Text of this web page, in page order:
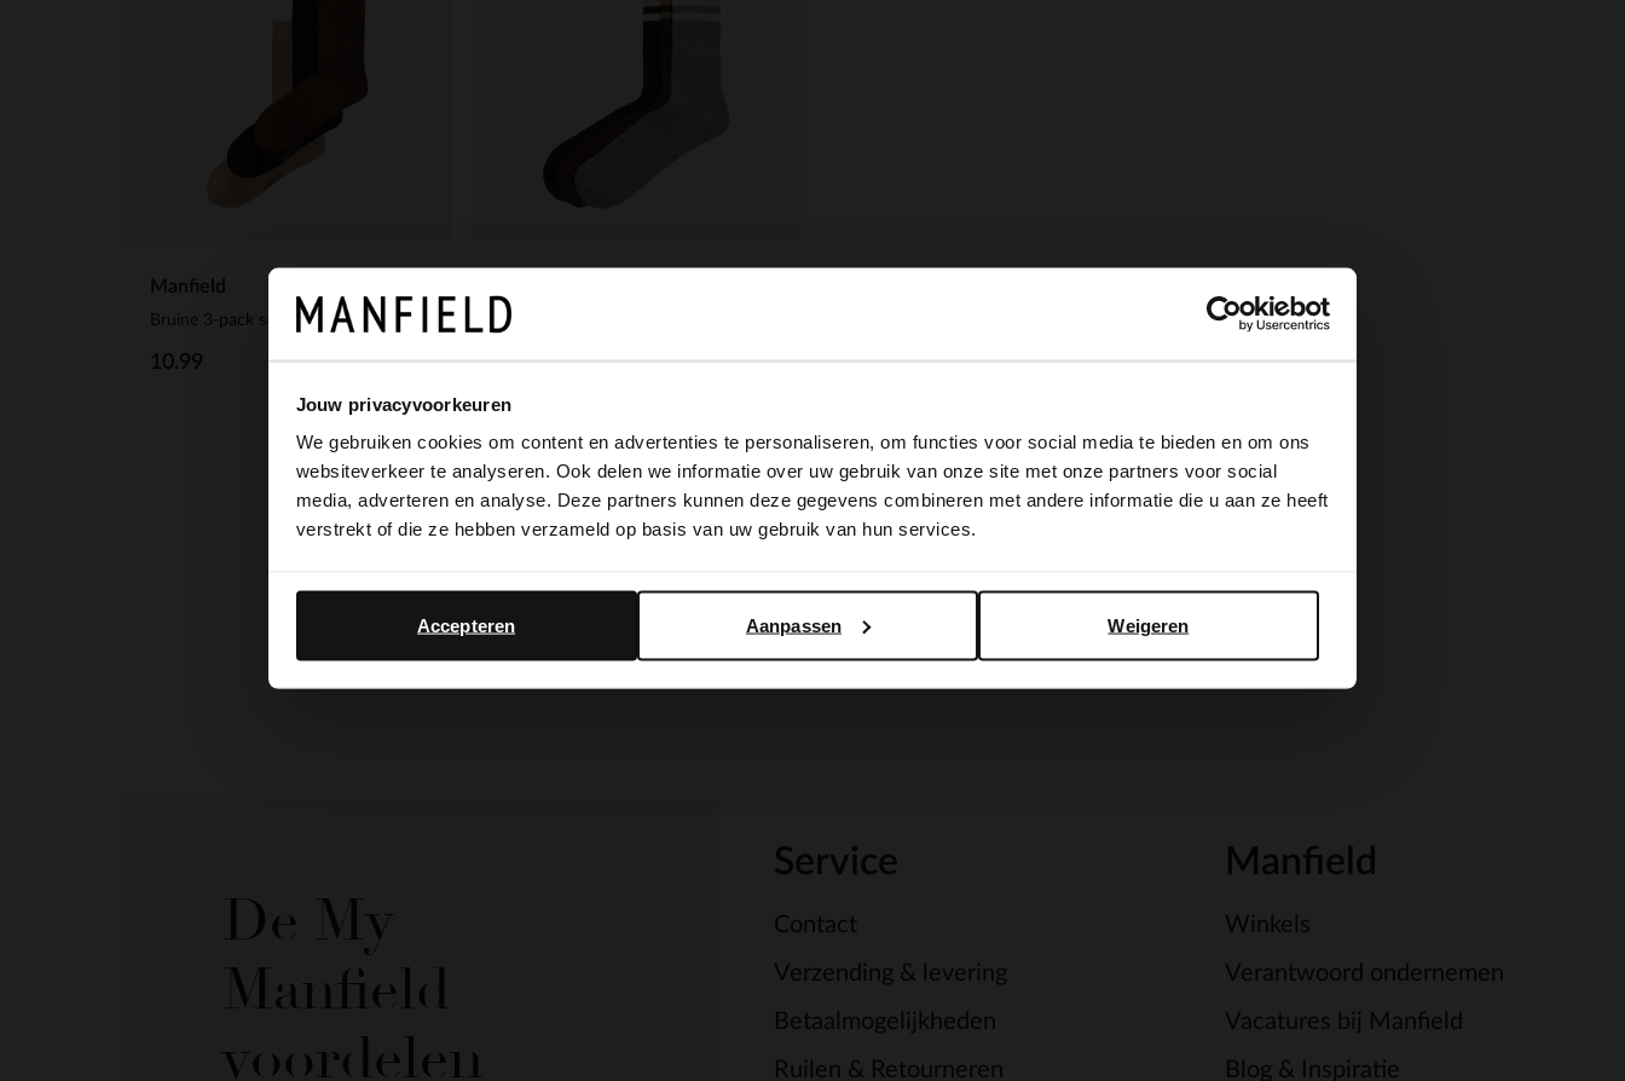
Jouw privacyvoorkeuren
We gebruiken cookies om content en advertenties te personaliseren, om functies voor social media te bieden en om ons
websiteverkeer te analyseren. Ook delen we informatie over uw gebruik van onze site met onze partners voor social
media, adverteren en analyse. Deze partners kunnen deze gegevens combineren met andere informatie die u aan ze heeft
verstrekt of die ze hebben verzameld op basis van uw gebruik van hun services.
Weigeren
Aanpassen
Accepteren
Manfield
Bruine 3-pack sokken
10.99 14.99
De My
Manfield
voordelen
Service
Contact
Verzending & levering
Betaalmogelijkheden
Ruilen & Retourneren
Manfield
Winkels
Verantwoord ondernemen
Vacatures bij Manfield
Blog & Inspiratie
×
It looks like your language isn't Dutch. Would you like to